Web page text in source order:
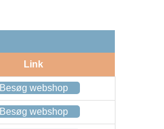
Link
Besøg webshop
Besøg webshop